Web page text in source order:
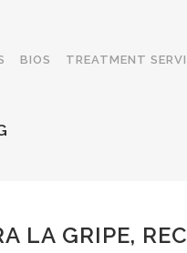
BIOS TREATMENT
LA GRIPE,